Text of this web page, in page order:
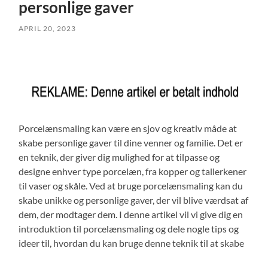
personlige gaver
APRIL 20, 2023
Porcelænsmaling kan være en sjov og kreativ måde at
skabe personlige gaver til dine venner og familie. Det er
en teknik, der giver dig mulighed for at tilpasse og
designe enhver type porcelæn, fra kopper og tallerkener
til vaser og skåle. Ved at bruge porcelænsmaling kan du
skabe unikke og personlige gaver, der vil blive værdsat af
dem, der modtager dem. I denne artikel vil vi give dig en
introduktion til porcelænsmaling og dele nogle tips og
ideer til, hvordan du kan bruge denne teknik til at skabe